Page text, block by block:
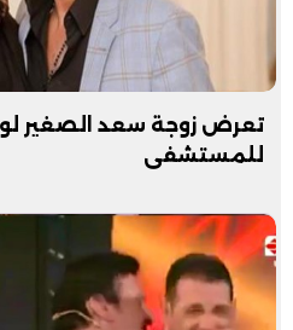
تعرض زوجة سعد الصغير
للمستشفى